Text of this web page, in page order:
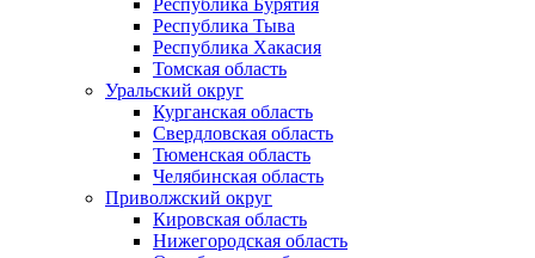
Республика Бурятия
Республика Тыва
Республика Хакасия
Томская область
Уральский округ
Курганская область
Свердловская область
Тюменская область
Челябинская область
Приволжский округ
Кировская область
Нижегородская область